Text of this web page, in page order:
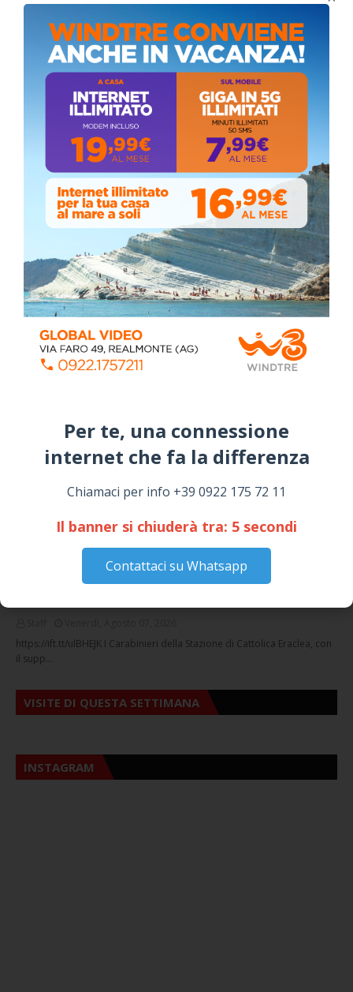
Per te, una connessione
internet che fa la differenza​
Chiamaci per info +39 0922 175 72 11
Il banner si chiuderà tra: 5 secondi
Contattaci su Whatsapp
Domenica, Novembre 22, 2020
con il giornalista Giacinto Pipitone
Martedì, Agosto 04, 2026
Elezioni a Siculiana, in testa candidato
sindaco Zambito
📅 ESTATE MEDITERRANEA 2026 – COMUNE DI
SICULIANA
July 24, 2026
Siculiana, concerto del 1° Maggio 2026 in
Piazza Umberto I: arrivano I Cugini di
Campagna
I “TEPPISTI DEI SOGNI” IN CONCERTO A
SICULIANA PER I FESTEGGIAMENTI DI SAN
NOTIZIE
Cattolica Eraclea, minaccia la nipote con una
https://ift.tt/ulBHEJK I Carabinieri della Stazione di Cattolica Eraclea, con
il supp…
VISITE DI QUESTA SETTIMANA
INSTAGRAM